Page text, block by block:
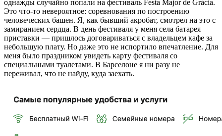
однажды случайно попали на фестиваль Festa Major de Gràcia.
Это что-то невероятное: соревнования по построению
человеческих башен. Я, как бывший акробат, смотрел на это с
замиранием сердца. В день фестиваля у меня села батарея
приставки — пришлось договариваться с владельцем кафе за
небольшую плату. Но даже это не испортило впечатление. Для
меня было праздником увидеть карту фестиваля со
специальными туалетами. В Барселоне я ни разу не
переживал, что не найду, куда заехать.